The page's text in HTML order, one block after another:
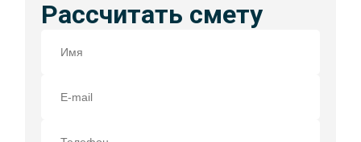
Рассчитать смету